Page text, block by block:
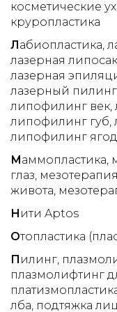
для
косметические
круропластика
Лабиопластика
лазерная
лазерная
лазерный пилинг
липофилинг век
липофилинг губ
липофилинг
Маммопластика
глаз
живота
Н ити Aptos
Отопластика
П илинг
плазмолифтинг
лба подтяжка